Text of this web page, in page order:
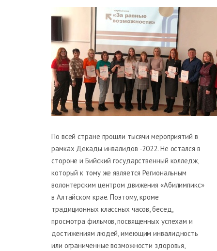
По всей стране прошли тысячи мероприятий в
рамках Декады инвалидов -2022. Не остался в
стороне и Бийский государственный колледж,
который к тому же является Региональным
волонтерским центром движения «Абилимпикс»
в Алтайском крае. Поэтому, кроме
традиционных классных часов, бесед,
просмотра фильмов, посвященных успехам и
достижениям людей, имеющим инвалидность
или ограниченные возможности здоровья,